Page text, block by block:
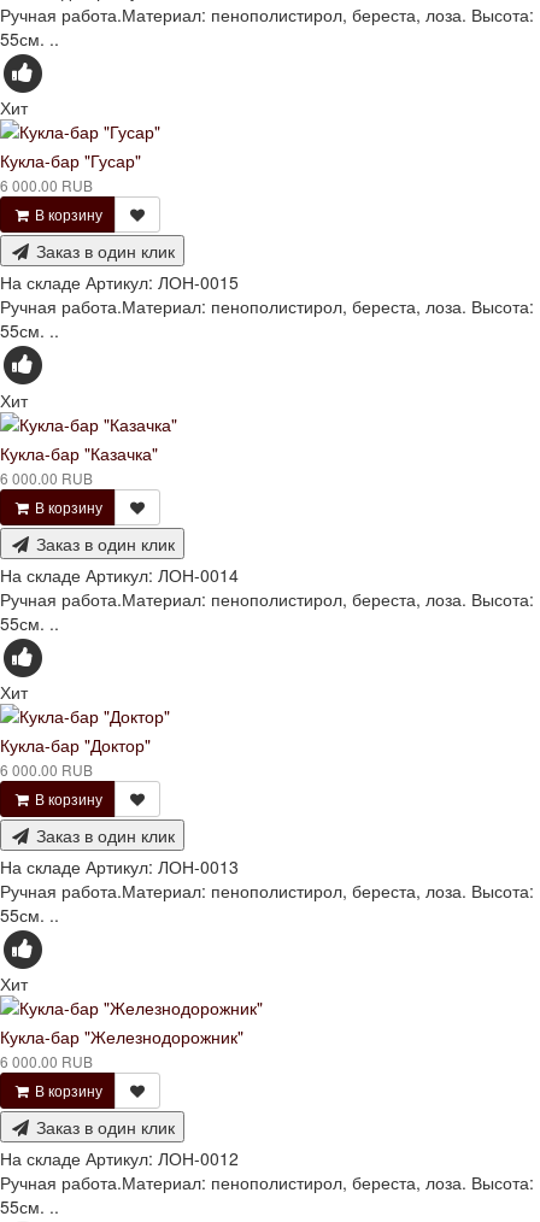
Ручная работа.Материал: пенополистирол, береста, лоза. Высота:
55см. ..
Хит
Кукла-бар "Гусар"
6 000.00 RUB
В корзину
Заказ в один клик
На складе Артикул: ЛОН-0015
Ручная работа.Материал: пенополистирол, береста, лоза. Высота:
55см. ..
Хит
Кукла-бар "Казачка"
6 000.00 RUB
В корзину
Заказ в один клик
На складе Артикул: ЛОН-0014
Ручная работа.Материал: пенополистирол, береста, лоза. Высота:
55см. ..
Хит
Кукла-бар "Доктор"
6 000.00 RUB
В корзину
Заказ в один клик
На складе Артикул: ЛОН-0013
Ручная работа.Материал: пенополистирол, береста, лоза. Высота:
55см. ..
Хит
Кукла-бар "Железнодорожник"
6 000.00 RUB
В корзину
Заказ в один клик
На складе Артикул: ЛОН-0012
Ручная работа.Материал: пенополистирол, береста, лоза. Высота:
55см. ..